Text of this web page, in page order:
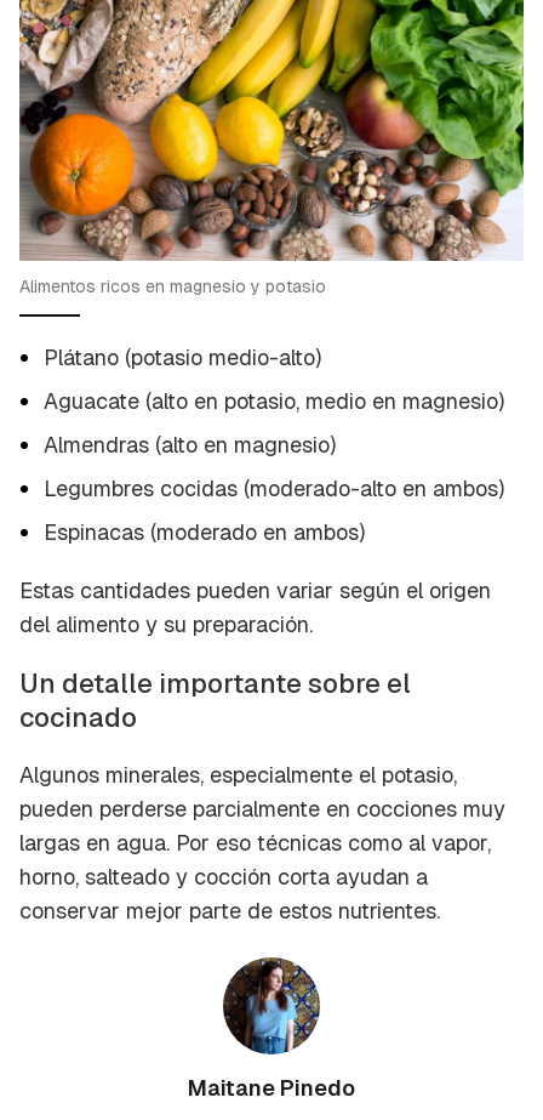
Alimentos ricos en magnesio y potasio
Plátano (potasio medio-alto)
Aguacate (alto en potasio, medio en magnesio)
Almendras (alto en magnesio)
Legumbres cocidas (moderado-alto en ambos)
Espinacas (moderado en ambos)
Estas cantidades pueden variar según el origen
del alimento y su preparación.
Un detalle importante sobre el
cocinado
Algunos minerales, especialmente el potasio,
pueden perderse parcialmente en cocciones muy
largas en agua. Por eso técnicas como al vapor,
horno, salteado y cocción corta ayudan a
conservar mejor parte de estos nutrientes.
Maitane Pinedo